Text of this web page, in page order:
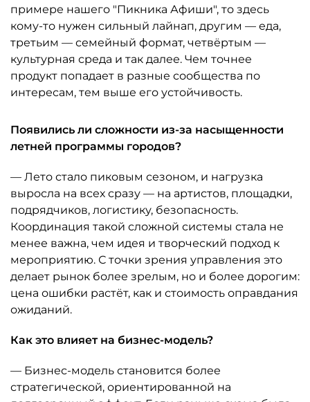
примере нашего "Пикника Афиши", то здесь
кому-то нужен сильный лайнап, другим — еда,
третьим — семейный формат, четвёртым —
культурная среда и так далее. Чем точнее
продукт попадает в разные сообщества по
интересам, тем выше его устойчивость.
Появились ли сложности из-за насыщенности
летней программы городов?
— Лето стало пиковым сезоном, и нагрузка
выросла на всех сразу — на артистов, площадки,
подрядчиков, логистику, безопасность.
Координация такой сложной системы стала не
менее важна, чем идея и творческий подход к
мероприятию. С точки зрения управления это
делает рынок более зрелым, но и более дорогим:
цена ошибки растёт, как и стоимость оправдания
ожиданий.
Как это влияет на бизнес-модель?
— Бизнес-модель становится более
стратегической, ориентированной на